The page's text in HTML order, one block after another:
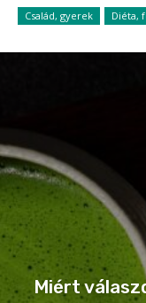
Család, gyerek Diéta,
Miért